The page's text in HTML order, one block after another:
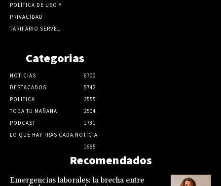
POLÍTICA DE USO Y
PRIVACIDAD
TARIFARIO SERVEL
Categorias
NOTICIAS
6700
DESTACADOS
5742
POLITICA
3555
TODA TU MAÑANA
2504
PODCAST
1781
LO QUE HAY TRAS CADA NOTICIA
1665
Recomendados
Emergencias laborales: la brecha entre